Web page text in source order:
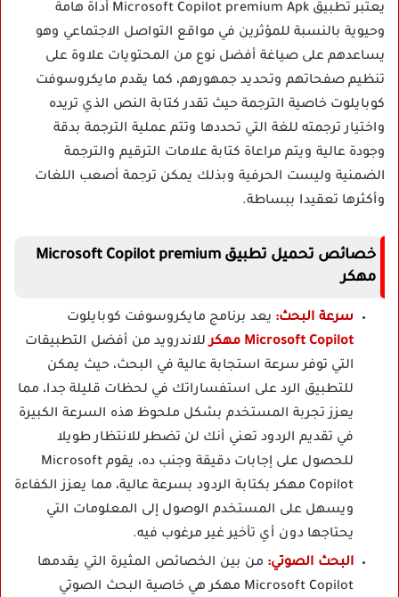
يعتبر تطبيق Microsoft Copilot premium Apk أداة هامة
وحيوية بالنسبة للمؤثرين في مواقع التواصل الاجتماعي وهو
يساعدهم على صياغة أفضل نوع من المحتويات علاوة على
تنظيم صفحاتهم وتحديد جمهورهم، كما يقدم مايكروسوفت
كوبايلوت خاصية الترجمة حيث تقدر كتابة النص الذي تريده
واختيار ترجمته للغة التي تحددها وتتم عملية الترجمة بدقة
وجودة عالية ويتم مراعاة كتابة علامات الترقيم والترجمة
الضمنية وليست الحرفية وبذلك يمكن ترجمة أصعب اللغات
وأكثرها تعقيدا ببساطة.
خصائص تحميل تطبيق Microsoft Copilot premium
مهكر
سرعة البحث: يعد برنامج مايكروسوفت كوبايلوت
Microsoft Copilot مهكر
للاندرويد من أفضل التطبيقات
التي توفر سرعة استجابة عالية في البحث، حيث يمكن
للتطبيق الرد على استفساراتك في لحظات قليلة جدا، مما
يعزز تجربة المستخدم بشكل ملحوظ هذه السرعة الكبيرة
في تقديم الردود تعني أنك لن تضطر للانتظار طويلا
للحصول على إجابات دقيقة وجنب ده، يقوم Microsoft
Copilot مهكر بكتابة الردود بسرعة عالية، مما يعزز الكفاءة
ويسهل على المستخدم الوصول إلى المعلومات التي
يحتاجها دون أي تأخير غير مرغوب فيه.
البحث الصوتي: من بين الخصائص المثيرة التي يقدمها
Microsoft Copilot مهكر هي خاصية البحث الصوتي